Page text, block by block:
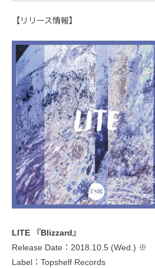
【リリース情報】
LITE 『Blizzard』
Release Date：2018.10.5 (Wed.) ※
Label：Topshelf Records